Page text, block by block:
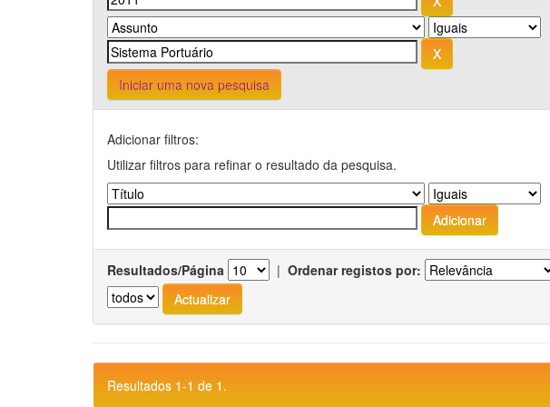
Iniciar uma nova pesquisa
Adicionar filtros:
Utilizar filtros para refinar o resultado da pesquisa.
Resultados/Página | Ordenar registos por:
Resultados 1-1 de 1.